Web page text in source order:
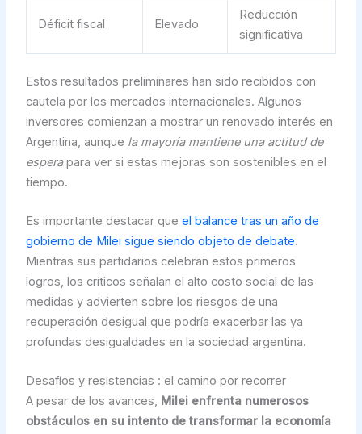
Déficit fiscal Elevado
Reducción
significativa
Estos resultados preliminares han sido recibidos con
cautela por los mercados internacionales. Algunos
inversores comienzan a mostrar un renovado interés en
Argentina, aunque la mayoría mantiene una actitud de
esperapara ver si estas mejoras son sostenibles en el
tiempo.
Es importante destacar que el balance tras un año de
gobierno de Milei sigue siendo objeto de debate.
Mientras sus partidarios celebran estos primeros
logros, los críticos señalan el alto costo social de las
medidas y advierten sobre los riesgos de una
recuperación desigual que podría exacerbar las ya
profundas desigualdades en la sociedad argentina.
Desafíos y resistencias : el camino por recorrer
A pesar de los avances, Milei enfrenta numerosos
obstáculos en su intento de transformar la economía